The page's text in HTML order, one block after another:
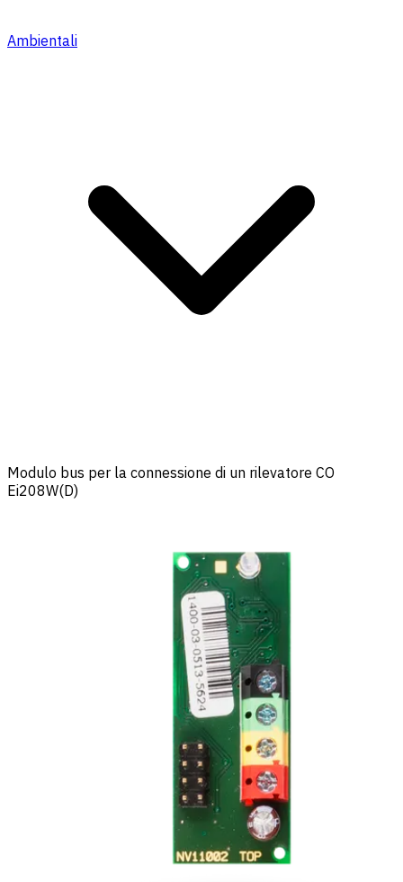
Ambientali
Modulo bus per la connessione di un rilevatore CO
Ei208W(D)